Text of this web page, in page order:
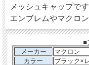
メッシュキャップです
エンブレムやマクロ
■
メーカー
マクロン
カラー
ブラック×